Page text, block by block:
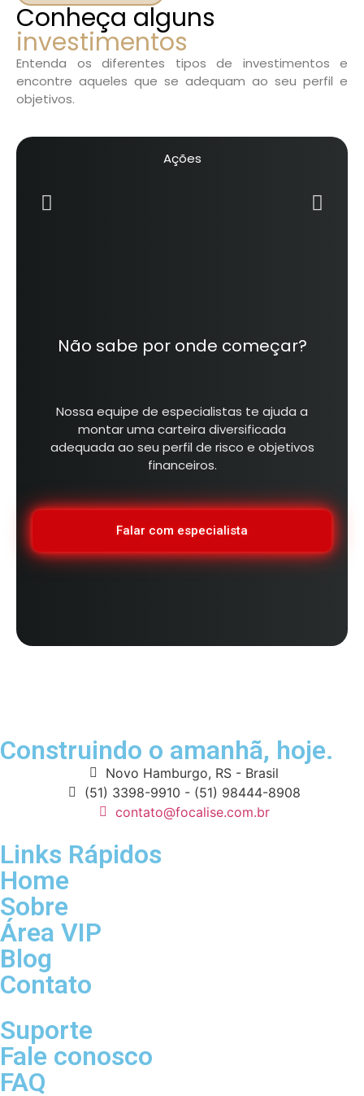
Conheça alguns
investimentos
Entenda os diferentes tipos de investimentos e
encontre aqueles que se adequam ao seu perfil e
objetivos.
Ações
Não sabe por onde começar?
Nossa equipe de especialistas te ajuda a
montar uma carteira diversificada
adequada ao seu perfil de risco e objetivos
financeiros.
Falar com especialista
Construindo o amanhã, hoje.
Novo Hamburgo, RS - Brasil
(51) 3398-9910 - (51) 98444-8908
contato@focalise.com.br
Links Rápidos
Home
Sobre
Área VIP
Blog
Contato
Suporte
Fale conosco
FAQ